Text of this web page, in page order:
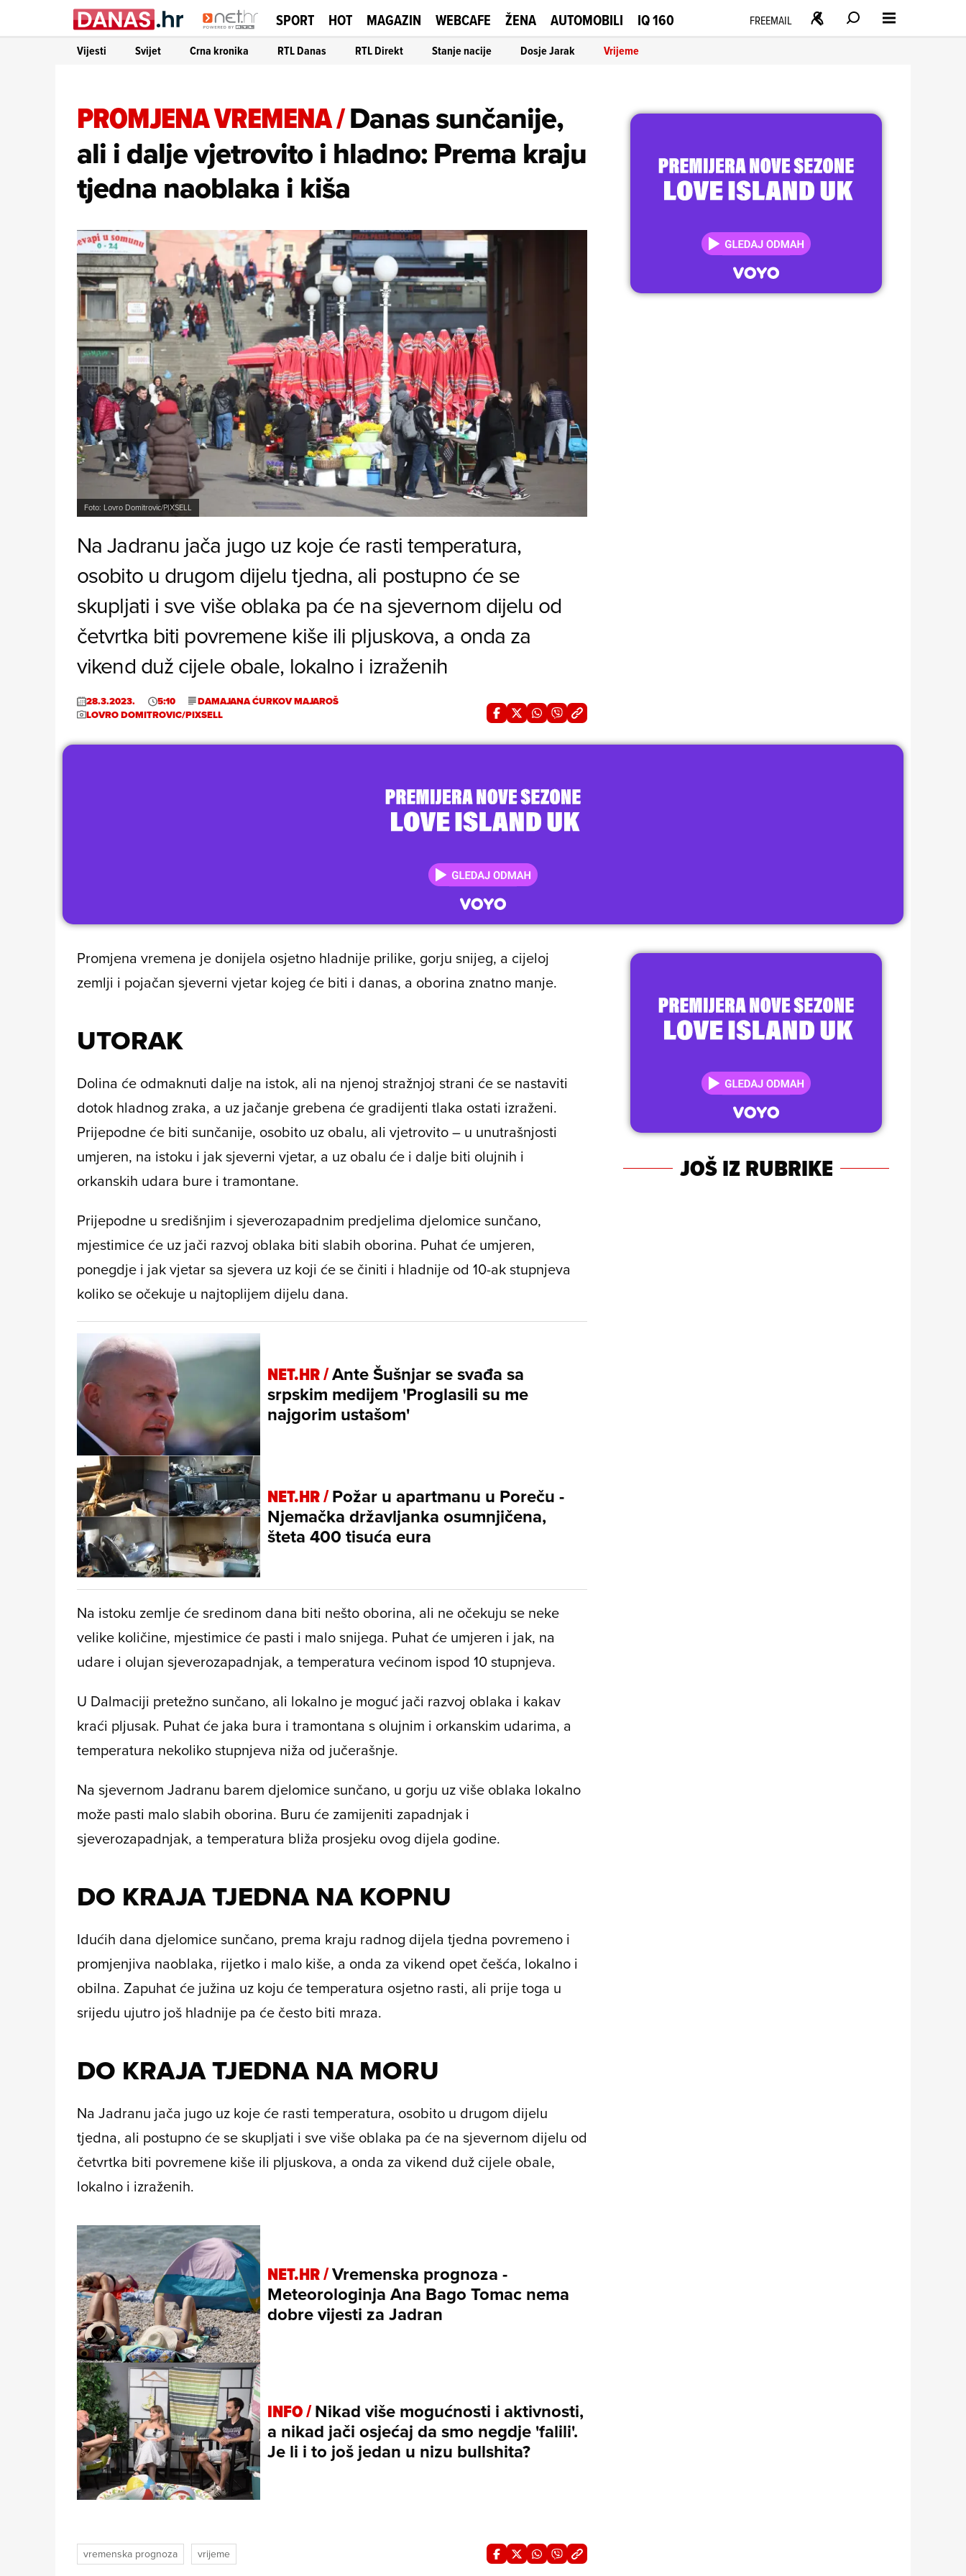
SPORT HOT MAGAZIN WEBCAFE ŽENA AUTOMOBILI IQ 160 FREEMAIL
Vijesti Svijet Crna kronika RTL Danas RTL Direkt Stanje nacije Dosje Jarak Vrijeme
PROMJENA VREMENA/Danas sunčanije,
ali i dalje vjetrovito i hladno: Prema kraju
tjedna naoblaka i kiša
Foto: Lovro Domitrovic/PIXSELL
Na Jadranu jača jugo uz koje će rasti temperatura,
osobito u drugom dijelu tjedna, ali postupno će se
skupljati i sve više oblaka pa će na sjevernom dijelu od
četvrtka biti povremene kiše ili pljuskova, a onda za
vikend duž cijele obale, lokalno i izraženih
28.3.2023. 5:10
DAMAJANA ĆURKOV MAJAROŠ
LOVRO DOMITROVIC/PIXSELL
Promjena vremena je donijela osjetno hladnije prilike, gorju snijeg, a cijeloj
zemlji i pojačan sjeverni vjetar kojeg će biti i danas, a oborina znatno manje.
UTORAK
Dolina će odmaknuti dalje na istok, ali na njenoj stražnjoj strani će se nastaviti
dotok hladnog zraka, a uz jačanje grebena će gradijenti tlaka ostati izraženi.
Prijepodne će biti sunčanije, osobito uz obalu, ali vjetrovito – u unutrašnjosti
umjeren, na istoku i jak sjeverni vjetar, a uz obalu će i dalje biti olujnih i
orkanskih udara bure i tramontane.
Prijepodne u središnjim i sjeverozapadnim predjelima djelomice sunčano,
mjestimice će uz jači razvoj oblaka biti slabih oborina. Puhat će umjeren,
ponegdje i jak vjetar sa sjevera uz koji će se činiti i hladnije od 10-ak stupnjeva
koliko se očekuje u najtoplijem dijelu dana.
NET.HR /Ante Šušnjar se svađa sa
srpskim medijem 'Proglasili su me
najgorim ustašom'
NET.HR /Požar u apartmanu u Poreču -
Njemačka državljanka osumnjičena,
šteta 400 tisuća eura
Na istoku zemlje će sredinom dana biti nešto oborina, ali ne očekuju se neke
velike količine, mjestimice će pasti i malo snijega. Puhat će umjeren i jak, na
udare i olujan sjeverozapadnjak, a temperatura većinom ispod 10 stupnjeva.
U Dalmaciji pretežno sunčano, ali lokalno je moguć jači razvoj oblaka i kakav
kraći pljusak. Puhat će jaka bura i tramontana s olujnim i orkanskim udarima, a
temperatura nekoliko stupnjeva niža od jučerašnje.
Na sjevernom Jadranu barem djelomice sunčano, u gorju uz više oblaka lokalno
može pasti malo slabih oborina. Buru će zamijeniti zapadnjak i
sjeverozapadnjak, a temperatura bliža prosjeku ovog dijela godine.
DO KRAJA TJEDNA NA KOPNU
Idućih dana djelomice sunčano, prema kraju radnog dijela tjedna povremeno i
promjenjiva naoblaka, rijetko i malo kiše, a onda za vikend opet češća, lokalno i
obilna. Zapuhat će južina uz koju će temperatura osjetno rasti, ali prije toga u
srijedu ujutro još hladnije pa će često biti mraza.
DO KRAJA TJEDNA NA MORU
Na Jadranu jača jugo uz koje će rasti temperatura, osobito u drugom dijelu
tjedna, ali postupno će se skupljati i sve više oblaka pa će na sjevernom dijelu od
četvrtka biti povremene kiše ili pljuskova, a onda za vikend duž cijele obale,
lokalno i izraženih.
NET.HR /Vremenska prognoza -
Meteorologinja Ana Bago Tomac nema
dobre vijesti za Jadran
INFO /Nikad više mogućnosti i aktivnosti,
a nikad jači osjećaj da smo negdje 'falili'.
Je li i to još jedan u nizu bullshita?
vremenska prognoza vrijeme
JOŠ IZ RUBRIKE